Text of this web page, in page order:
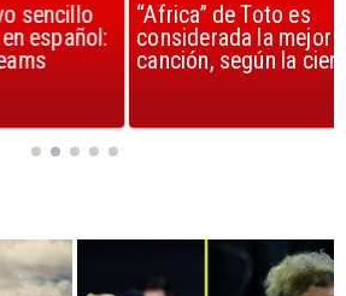
“Africa” de Toto es
considerada la mejor
canción, según la ciencia